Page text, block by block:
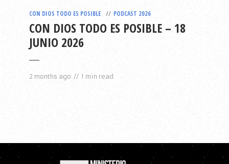
CON DIOS TODO ES POSIBLE PODCAST 2026
CON DIOS TODO ES POSIBLE – 18
JUNIO 2026
2 months ago 1 min read